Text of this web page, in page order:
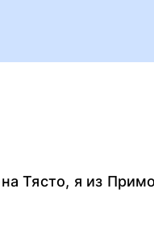
Тясто, я из